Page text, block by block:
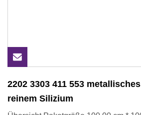
2202 3303 411 553
reinem Silizium